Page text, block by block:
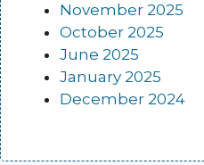
November 2025
October 2025
June 2025
January 2025
December 2024